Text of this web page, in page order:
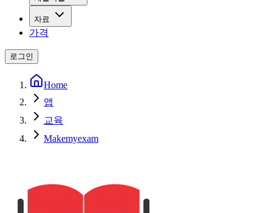
자료
가격
로그인
Home
앱
교육
Makemyexam